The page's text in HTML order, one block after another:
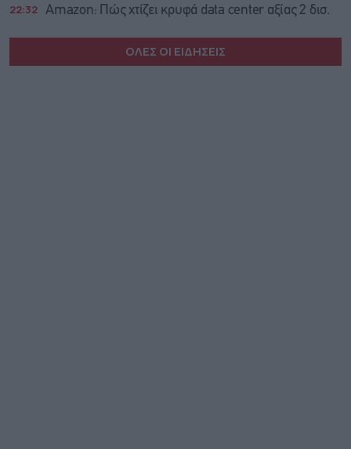
22:32 Amazon: Πώς χτίζει κρυφά data center αξίας 2 δισ.
ΟΛΕΣ ΟΙ ΕΙΔΗΣΕΙΣ